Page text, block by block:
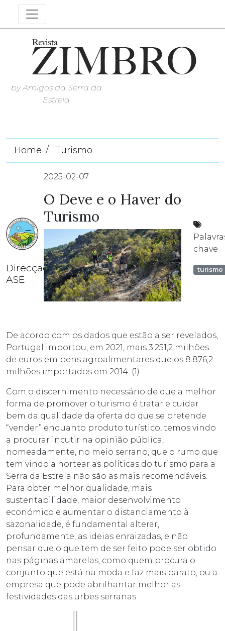
by Amigos da Serra da
Estrela
Home Turismo
Direcção
ASE
2025-02-07
O Deve e o Haver do
Turismo
chave
turismo
De acordo com os dados que estão a ser revelados,
Portugal importou, em 2021, mais 3.251,2 milhões
de euros em bens agroalimentares que os 8.876,2
milhões importados em 2014. (1)
Com o discernimento necessário de que a melhor
forma de promover o turismo é tratar e cuidar
bem da qualidade da oferta do que se pretende
“vender” enquanto produto turístico, temos vindo
a procurar incutir na opinião pública,
nomeadamente, no meio serrano, que o rumo que
tem vindo a nortear as políticas do turismo para a
Serra da Estrela não são as mais recomendáveis.
Para obter melhor qualidade, mais
sustentabilidade, maior desenvolvimento
económico e aumentar o distanciamento à
sazonalidade, é fundamental alterar,
profundamente, as ideias enraizadas, e não
pensar que o que tem de ser feito pode ser obtido
nas páginas amarelas, como quem procura o
conjunto que está na moda e faz mais barato, ou a
empresa que pode abrilhantar melhor as
festividades das urbes serranas.